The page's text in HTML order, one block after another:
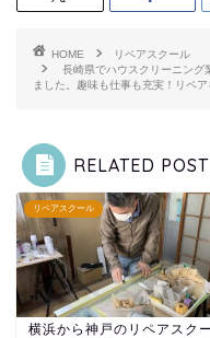
HOME
リペアスクール
長崎県でハウスクリーニング
ました。趣味も仕事も充実！リペ
RELATED POST
リペアスクール
横浜から神戸のリペアスクー